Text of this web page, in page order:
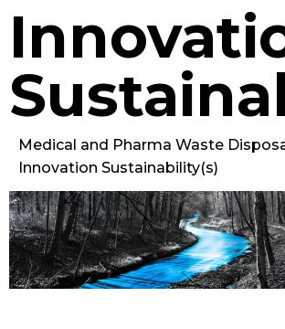
Medical and Pharma Waste
Innovation Sustainability(s)